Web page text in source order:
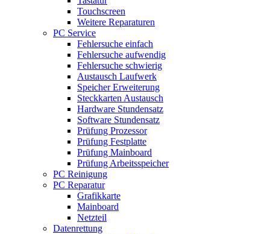
Touchscreen
Weitere Reparaturen
PC Service
Fehlersuche einfach
Fehlersuche aufwendig
Fehlersuche schwierig
Austausch Laufwerk
Speicher Erweiterung
Steckkarten Austausch
Hardware Stundensatz
Software Stundensatz
Prüfung Prozessor
Prüfung Festplatte
Prüfung Mainboard
Prüfung Arbeitsspeicher
PC Reinigung
PC Reparatur
Grafikkarte
Mainboard
Netzteil
Datenrettung